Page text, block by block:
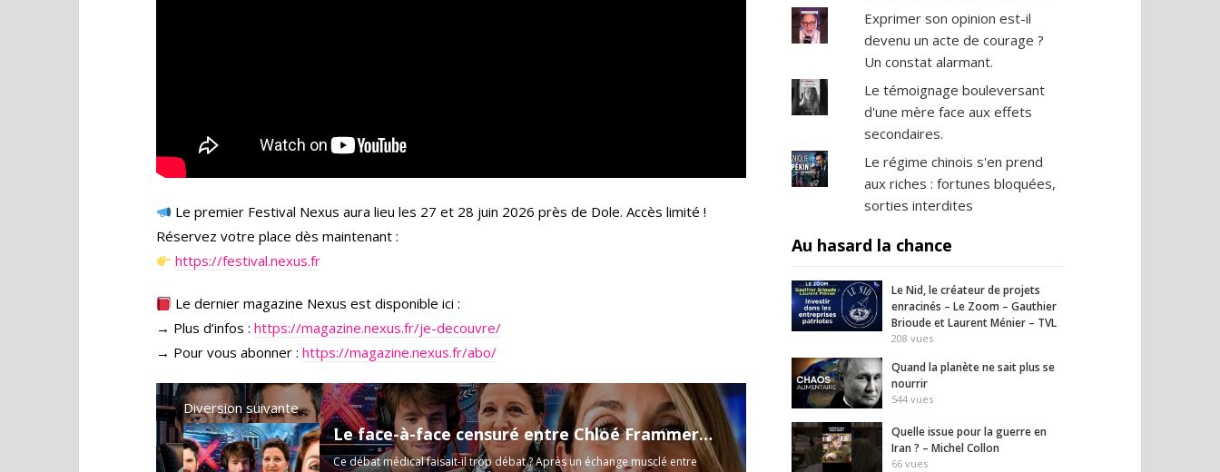
Le premier Festival Nexus aura lieu les 27 et 28 juin 2026 près de Dole. Accès limité !
Réservez votre place dès maintenant :
https://festival.nexus.fr
Le dernier magazine Nexus est disponible ici :
→ Plus d’infos : https://magazine.nexus.fr/je-decouvre/
→ Pour vous abonner : https://magazine.nexus.fr/abo/
Diversion suivante
Le face-à-face censuré entre Chloé Frammery et David Smadja sur Le Crayon
Ce débat médical faisait-il trop débat ? Après un échange musclé entre
Exprimer son opinion est-il
devenu un acte de courage ?
Un constat alarmant.
Le témoignage bouleversant
d'une mère face aux effets
secondaires.
Le régime chinois s'en prend
aux riches : fortunes bloquées,
sorties interdites
Au hasard la chance
Le Nid, le créateur de projets
enracinés – Le Zoom – Gauthier
Brioude et Laurent Ménier – TVL
208 vues
Quand la planète ne sait plus se
nourrir
544 vues
Quelle issue pour la guerre en
Iran ? – Michel Collon
66 vues